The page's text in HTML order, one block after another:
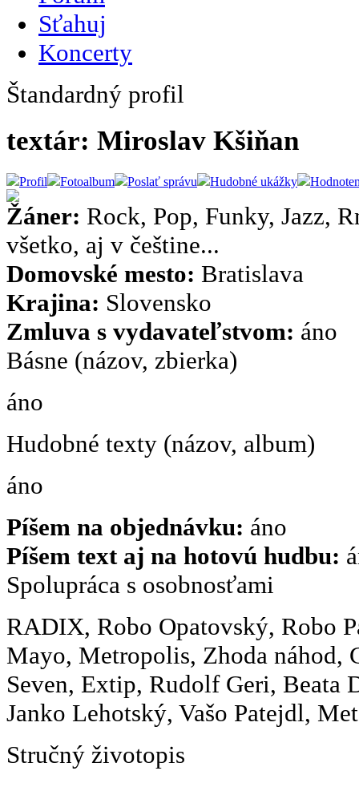
Sťahuj
Koncerty
Štandardný profil
textár: Miroslav Kšiňan
Profil Fotoalbum Poslať správu Hudobné ukážky
Žáner: Rock, Pop, Funky, Jazz,
všetko, aj v češtine...
Domovské mesto: Bratislava
Krajina: Slovensko
Zmluva s vydavateľstvom: áno
Básne (názov, zbierka)
áno
Hudobné texty (názov, album)
áno
Píšem na objednávku: áno
Píšem text aj na hotovú hudbu:
Spolupráca s osobnosťami
RADIX, Robo Opatovský, Robo
Mayo, Metropolis, Zhoda náhod,
Seven, Extip, Rudolf Geri, Beata
Janko Lehotský, Vašo Patejdl,
Stručný životopis